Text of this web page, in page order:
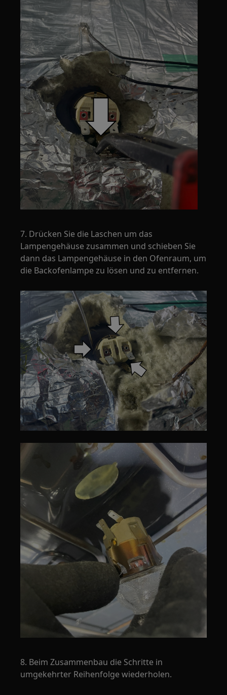
7. Drücken Sie die Laschen um das
Lampengehäuse zusammen und schieben Sie
dann das Lampengehäuse in den Ofenraum, um
die Backofenlampe zu lösen und zu entfernen.
8. Beim Zusammenbau die Schritte in
umgekehrter Reihenfolge wiederholen.